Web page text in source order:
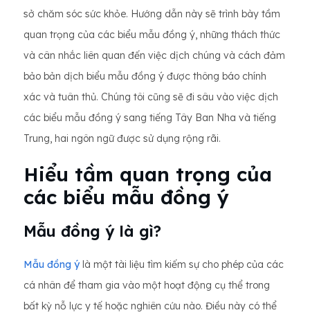
sở chăm sóc sức khỏe. Hướng dẫn này sẽ trình bày tầm
quan trọng của các biểu mẫu đồng ý, những thách thức
và cân nhắc liên quan đến việc dịch chúng và cách đảm
bảo bản dịch biểu mẫu đồng ý được thông báo chính
xác và tuân thủ. Chúng tôi cũng sẽ đi sâu vào việc dịch
các biểu mẫu đồng ý sang tiếng Tây Ban Nha và tiếng
Trung, hai ngôn ngữ được sử dụng rộng rãi.
Hiểu tầm quan trọng của
các biểu mẫu đồng ý
Mẫu đồng ý là gì?
Mẫu đồng ýlà một tài liệu tìm kiếm sự cho phép của các
cá nhân để tham gia vào một hoạt động cụ thể trong
bất kỳ nỗ lực y tế hoặc nghiên cứu nào. Điều này có thể